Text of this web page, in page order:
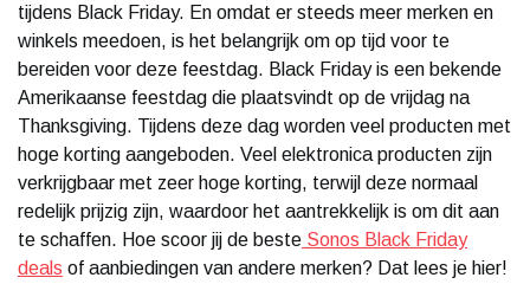
tijdens Black Friday. En omdat er steeds meer merken en
winkels meedoen, is het belangrijk om op tijd voor te
bereiden voor deze feestdag. Black Friday is een bekende
Amerikaanse feestdag die plaatsvindt op de vrijdag na
Thanksgiving. Tijdens deze dag worden veel producten met
hoge korting aangeboden. Veel elektronica producten zijn
verkrijgbaar met zeer hoge korting, terwijl deze normaal
redelijk prijzig zijn, waardoor het aantrekkelijk is om dit aan
te schaffen. Hoe scoor jij de beste Sonos Black Friday
deals of aanbiedingen van andere merken? Dat lees je hier!